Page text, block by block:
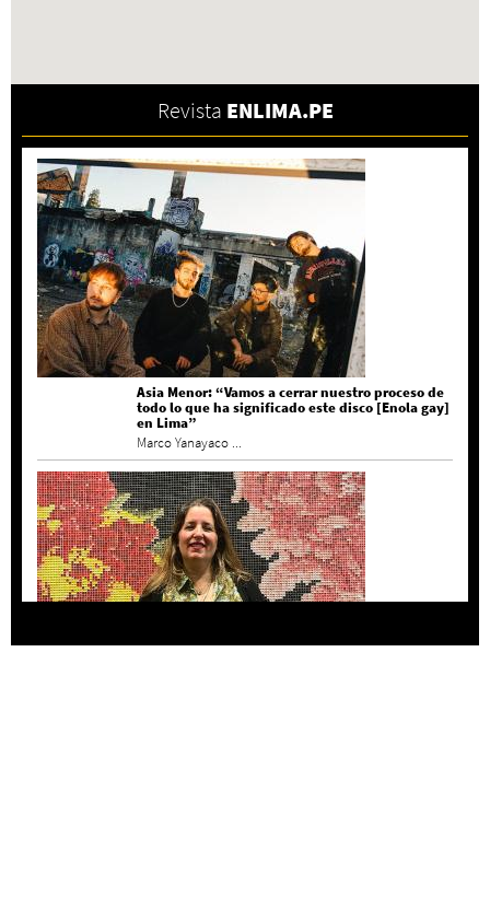
Revista ENLIMA.PE
Asia Menor: “Vamos a cerrar nuestro proceso de
todo lo que ha significado este disco [Enola gay]
en Lima”
Marco Yanayaco ...